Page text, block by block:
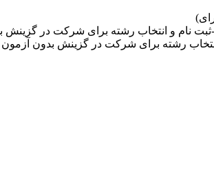
ثبت نام و انتخاب رشته برای شرکت در گزینش
می شود. خبرگزاری آریا-ثبت نام و انتخاب رشته برای شرکت در